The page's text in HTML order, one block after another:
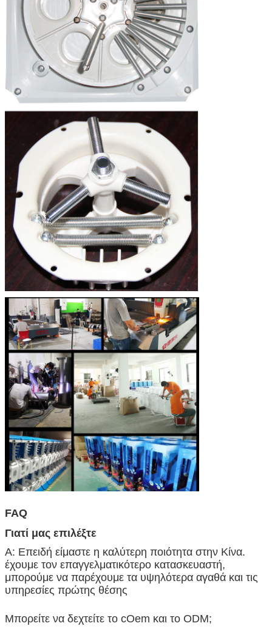
FAQ
Γιατί μας επιλέξτε
Α: Επειδή είμαστε η καλύτερη ποιότητα στην Κίνα.
έχουμε τον επαγγελματικότερο κατασκευαστή,
μπορούμε να παρέχουμε τα υψηλότερα αγαθά και τις
υπηρεσίες πρώτης θέσης
Μπορείτε να δεχτείτε το cOem και το ODM;